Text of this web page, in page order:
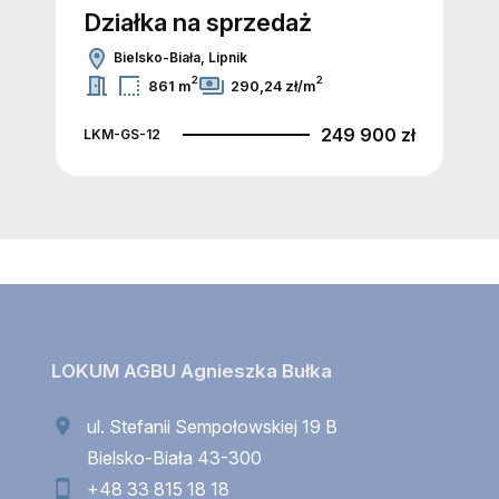
Działka na sprzedaż
Bielsko-Biała, Lipnik
861 m2 290,24 zł/m2
LKM-GS-12 249 900 zł
LOKUM AGBU Agnieszka Bułka
ul. Stefanii Sempołowskiej 19 B
Bielsko-Biała 43-300
+48 33 815 18 18